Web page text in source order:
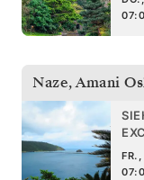
Naze, Amani
FR.,